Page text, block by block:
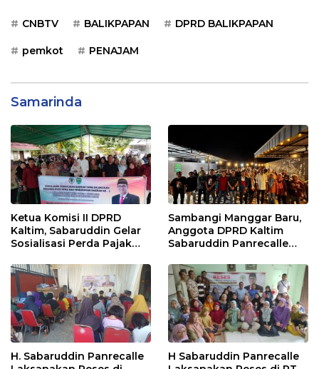
CNBTV BALIKPAPAN DPRD BALIKPAPAN
pemkot PENAJAM
Samarinda
Ketua Komisi II DPRD
Kaltim, Sabaruddin Gelar
Sosialisasi Perda Pajak
Sepinggan Raya
Balikpapan
Sambangi Manggar Baru,
Anggota DPRD Kaltim
Sabaruddin Panrecalle
Balikpapan
H. Sabaruddin Panrecalle
H Sabaruddin Panrecalle